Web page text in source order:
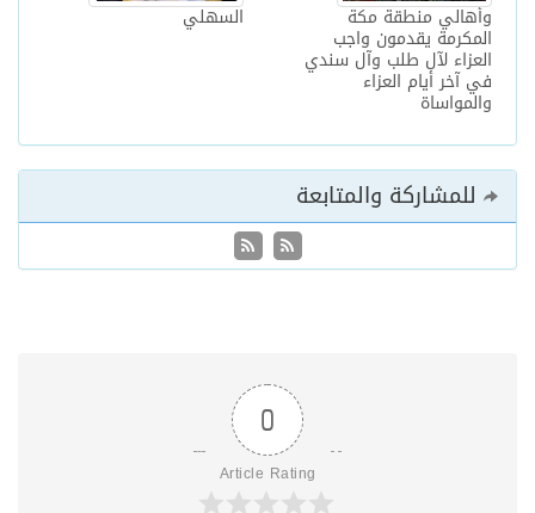
السهلي
وأهالي منطقة مكة
المكرمة يقدمون واجب
العزاء لآل طلب وآل سندي
في آخر أيام العزاء
والمواساة
للمشاركة والمتابعة
0
Article Rating